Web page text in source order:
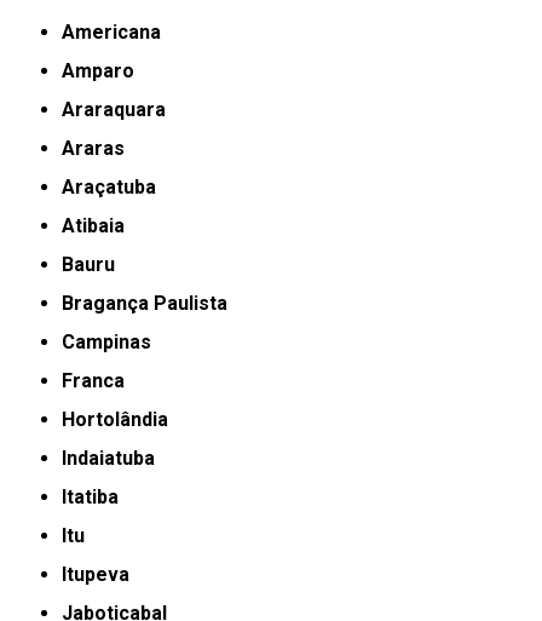
Americana
Amparo
Araraquara
Araras
Araçatuba
Atibaia
Bauru
Bragança Paulista
Campinas
Franca
Hortolândia
Indaiatuba
Itatiba
Itu
Itupeva
Jaboticabal